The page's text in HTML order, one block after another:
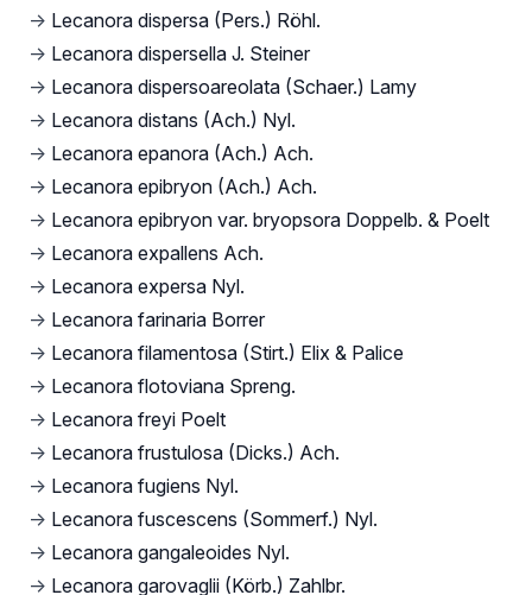
→ Lecanora dispersa (Pers.) Röhl.
→ Lecanora dispersella J. Steiner
→ Lecanora dispersoareolata (Schaer.) Lamy
→ Lecanora distans (Ach.) Nyl.
→ Lecanora epanora (Ach.) Ach.
→ Lecanora epibryon (Ach.) Ach.
→ Lecanora epibryon var. bryopsora Doppelb. & Poelt
→ Lecanora expallens Ach.
→ Lecanora expersa Nyl.
→ Lecanora farinaria Borrer
→ Lecanora filamentosa (Stirt.) Elix & Palice
→ Lecanora flotoviana Spreng.
→ Lecanora freyi Poelt
→ Lecanora frustulosa (Dicks.) Ach.
→ Lecanora fugiens Nyl.
→ Lecanora fuscescens (Sommerf.) Nyl.
→ Lecanora gangaleoides Nyl.
→ Lecanora garovaglii (Körb.) Zahlbr.